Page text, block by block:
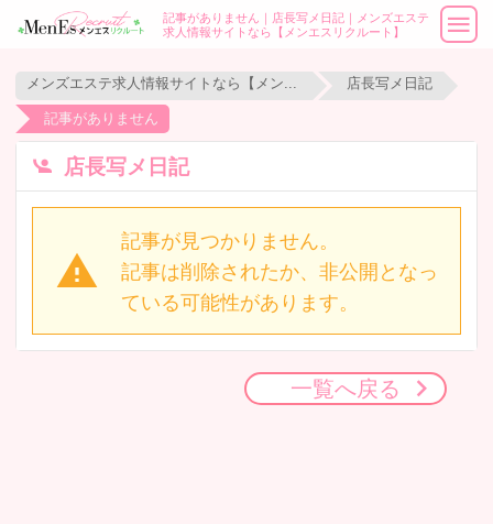
記事がありません｜店長写メ日記｜メンズエステ
求人情報サイトなら【メンエスリクルート】
店長写メ日記
記事がありません
店長写メ日記
記事が見つかりません。
記事は削除されたか、非公開となっ
ている可能性があります。
一覧へ戻る